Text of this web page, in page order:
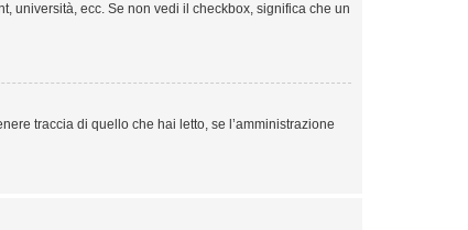
università, ecc. Se non vedi il checkbox, significa che un
traccia di quello che hai letto, se l’amministrazione